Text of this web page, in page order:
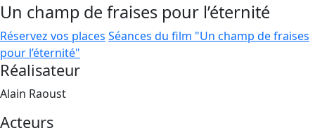
Un champ de fraises pour l’éternité
Réservez vos places Séances du film "Un champ de fraises
pour l’éternité"
Réalisateur
Alain Raoust
Acteurs